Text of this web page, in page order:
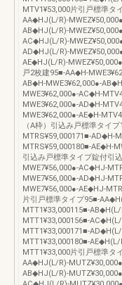
MTV1¥53,000片引戸標準タ
AA◆HJ(L/R)-
AB◆HJ(L/R)-
AC◆HJ(L/R)-
AD◆HJ(L/R)-
AE◆HJ(L/R)-
戸2枚建95■-AA◆H-
AB◆H-MWE3¥62,000●-
MWE3¥62,000●-AC◆H-
MWE3¥62,000●-AD◆H-
MWE3¥62,000●-AE◆H-
（A枠）引込み戸標準タイ
MTRS¥59,000171■-AD◆H-
MTRS¥59,000180■-AE◆H-
引込み戸標準タイプ錠付引
MWE7¥56,000●-AC◆HJ-
MWE7¥56,000●-AD◆HJ-
MWE7¥56,000●-AE◆HJ-
片引戸標準タイプ95■-
MTT1¥33,000115■-
MTT1¥33,000156■-
MTT1¥33,000171■-
MTT1¥33,000180■-
MTT1¥33,000片引戸標準タ
AA◆HJ(L/R)-
AB◆HJ(L/R)-